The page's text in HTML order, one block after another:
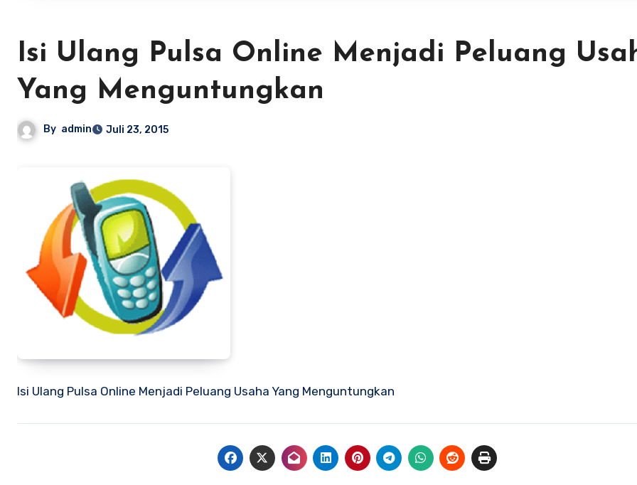
Isi Ulang Pulsa Online Menjadi Peluang
Yang Menguntungkan
By admin Juli 23, 2015
Isi Ulang Pulsa Online Menjadi Peluang Usaha Yang Menguntungkan